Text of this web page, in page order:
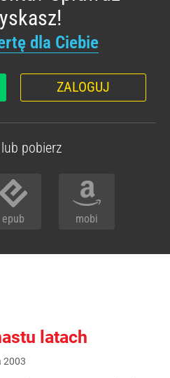
dla Ciebie
ZALOGUJ
pobierz
epub mobi
latach
2003